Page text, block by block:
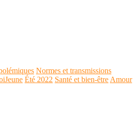
Normes et transmissions
Été 2022 Santé et bien-être Amour